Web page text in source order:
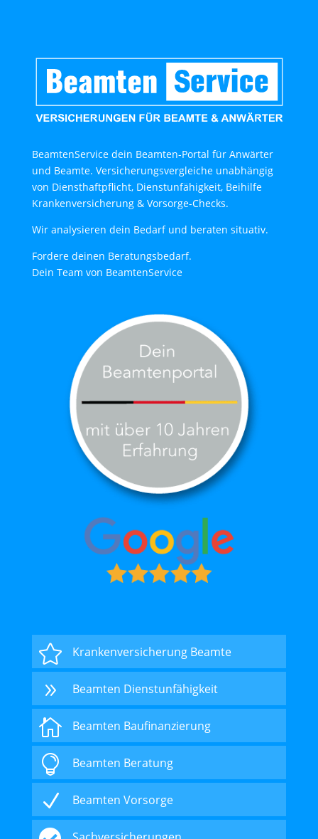
BeamtenService dein Beamten-Portal für Anwärter
und Beamte. Versicherungsvergleiche unabhängig
von Diensthaftpflicht, Dienstunfähigkeit, Beihilfe
Krankenversicherung & Vorsorge-Checks.
Wir analysieren dein Bedarf und beraten situativ.
Fordere deinen Beratungsbedarf.
Dein Team von BeamtenService
 Krankenversicherung Beamte
9 Beamten Dienstunfähigkeit
 Beamten Baufinanzierung
 Beamten Beratung
N Beamten Vorsorge